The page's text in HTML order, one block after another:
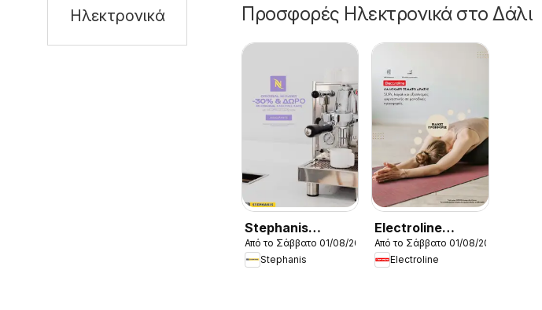
Προσφορές Hλεκτρονικά στο Δάλι
Stephanis
φυλλαδιο
Από το Σάββατο 01/08/2026
Stephanis
Electroline
φυλλαδιο
Από το Σάββατο 01/08/2026
Electroline
Hλεκτρονικά